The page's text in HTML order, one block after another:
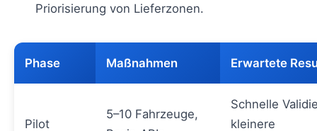
Priorisierung von Lieferzonen.
Phase Maßnahmen Erwartete
Pilot
5–10 Fahrzeuge,
Schnelle
kleinere